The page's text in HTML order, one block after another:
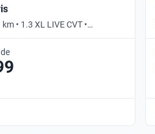
• 1.3 XL LIVE CVT •